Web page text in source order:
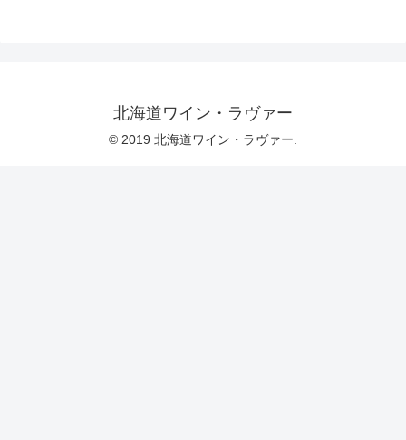
北海道ワイン・ラヴァー
© 2019 北海道ワイン・ラヴァー.